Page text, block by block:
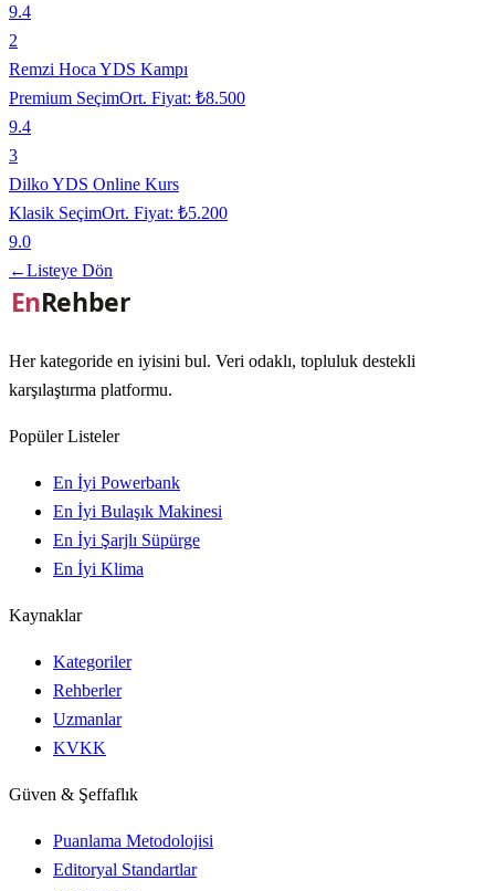
9.4
2
Remzi Hoca YDS Kampı
Premium SeçimOrt. Fiyat: ₺8.500
9.4
3
Dilko YDS Online Kurs
Klasik SeçimOrt. Fiyat: ₺5.200
9.0
←Listeye Dön
Her kategoride en iyisini bul. Veri odaklı, topluluk destekli
karşılaştırma platformu.
Popüler Listeler
En İyi Powerbank
En İyi Bulaşık Makinesi
En İyi Şarjlı Süpürge
En İyi Klima
Kaynaklar
Kategoriler
Rehberler
Uzmanlar
KVKK
Güven & Şeffaflık
Puanlama Metodolojisi
Editoryal Standartlar